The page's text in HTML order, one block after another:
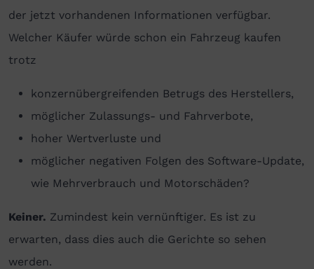
der jetzt vorhandenen Informationen verfügbar.
Welcher Käufer würde schon ein Fahrzeug kaufen
trotz
konzernübergreifenden Betrugs des Herstellers,
möglicher Zulassungs- und Fahrverbote,
hoher Wertverluste und
möglicher negativen Folgen des Software-Update,
wie Mehrverbrauch und Motorschäden?
Keiner. Zumindest kein vernünftiger. Es ist zu
erwarten, dass dies auch die Gerichte so sehen
werden.